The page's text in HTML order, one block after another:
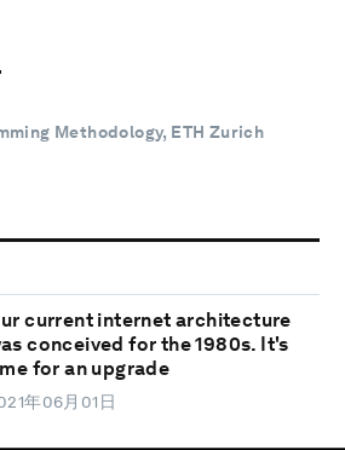
Methodology, ETH Zurich
current internet architecture
conceived for the 1980s. It's
for an upgrade
年06月01日